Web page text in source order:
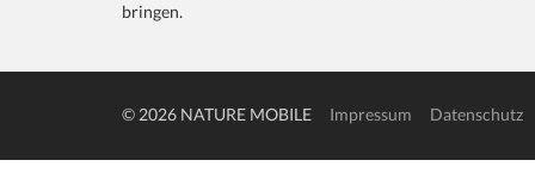
bringen.
© 2026 NATURE MOBILE Impressum Datenschutz